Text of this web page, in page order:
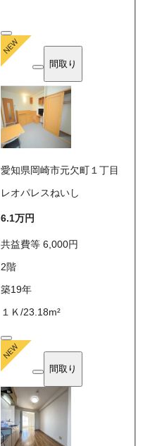
間取り
愛知県岡崎市元欠町１丁目
レオパレスねいし
6.1万円
共益費等6,000円
2階
築19年
１Ｋ/23.18m²
間取り